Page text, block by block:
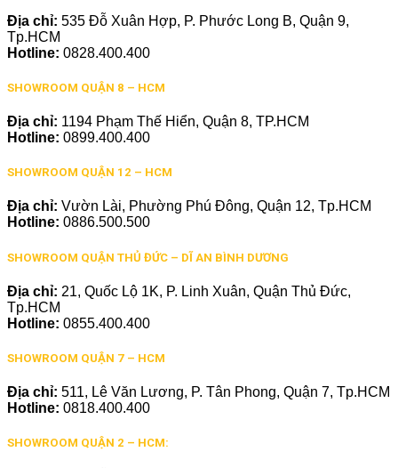
Địa chỉ: 535 Đỗ Xuân Hợp, P. Phước Long B, Quận 9,
Tp.HCM
Hotline: 0828.400.400
SHOWROOM QUẬN 8 – HCM
Địa chỉ: 1194 Phạm Thế Hiển, Quận 8, TP.HCM
Hotline: 0899.400.400
SHOWROOM QUẬN 12 – HCM
Địa chỉ: Vườn Lài, Phường Phú Đông, Quận 12, Tp.HCM
Hotline: 0886.500.500
SHOWROOM QUẬN THỦ ĐỨC – DĨ AN BÌNH DƯƠNG
Địa chỉ: 21, Quốc Lộ 1K, P. Linh Xuân, Quận Thủ Đức,
Tp.HCM
Hotline: 0855.400.400
SHOWROOM QUẬN 7 – HCM
Địa chỉ: 511, Lê Văn Lương, P. Tân Phong, Quận 7, Tp.HCM
Hotline: 0818.400.400
SHOWROOM QUẬN 2 – HCM: